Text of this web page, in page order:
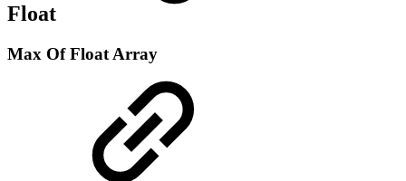
Float
Max Of Float Array